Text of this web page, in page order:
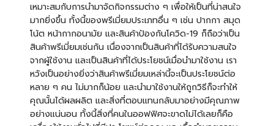
เหมาะสมกับการนำมาจัดกิจกรรมต่าง ๆ เพื่อให้เป็นที่น่าสนใจ
มากยิ่งขึ้น ทั้งนี้ของพรีเมี่ยมประเภทอื่น ๆ เช่น ปากกา สมุด
โน้ต หน้ากากอนามัย และสินค้าป้องกันโควิด-19 ก็ถือว่าเป็น
สินค้าพรีเมี่ยมเช่นกัน เนื่องจากเป็นสินค้าที่ได้รับความสนใจ
จากผู้ใช้งาน และเป็นสินค้าที่ได้ประโยชน์เมื่อนำมาใช้งาน เรา
หวังเป็นอย่างยิ่งว่าสินค้าพรีเมี่ยมเหล่านี้จะเป็นประโยชน์ต่อ
หลาย ๆ คน ไม่มากก็น้อย และนำมาใช้งานให้ถูกวิธีก็จะทำให้
คุณนั้นได้ผลผลิต และสิ่งที่ตอบแทนกลับมาอย่างมีคุณภาพ
อย่างแน่นอน ทั้งนี้สิ่งที่คนในออฟฟิศจะขาดไม่ได้เลยก็คือ